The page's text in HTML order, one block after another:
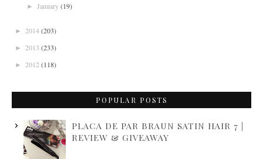
► January(19)
► 2014(203)
► 2013 (233)
► 2012 (118)
POPULAR POSTS
PLACA DE PAR BRAUN SATIN HAIR 7 |
REVIEW & GIVEAWAY